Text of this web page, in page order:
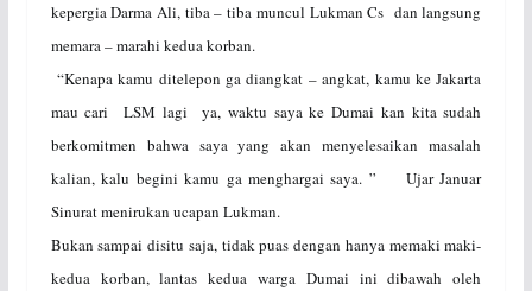
kepergia Darma Ali, tiba – tiba muncul Lukman Cs dan langsung
memara – marahi kedua korban.
“Kenapa kamu ditelepon ga diangkat – angkat, kamu ke Jakarta
mau cari LSM lagi ya, waktu saya ke Dumai kan kita sudah
berkomitmen bahwa saya yang akan menyelesaikan masalah
kalian, kalu begini kamu ga menghargai saya. ” Ujar Januar
Sinurat menirukan ucapan Lukman.
Bukan sampai disitu saja, tidak puas dengan hanya memaki maki-
kedua korban, lantas kedua warga Dumai ini dibawah oleh